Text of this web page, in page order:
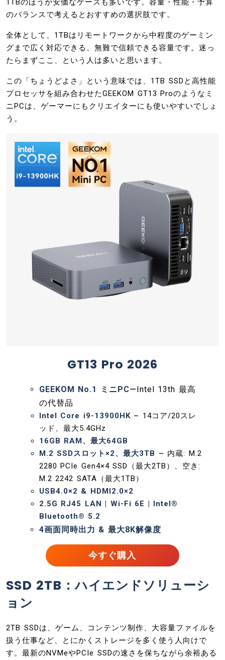
1TBのほうが安価なケースも多いです。容量・性能・予算
のバランスで考えるとおすすめの選択肢です。
全体として、1TBはリモートワークから中程度のゲーミン
グまで広く対応できる、無難で信頼できる容量です。迷っ
たらまずここ、という人は多いと思います。
この「ちょうどよさ」という意味では、1TB SSDと高性能
プロセッサを組み合わせたGEEKOM GT13 Proのようなミ
ニPCは、ゲーマーにもクリエイターにも使いやすいでしょ
う。
GT13 Pro 2026
GEEKOM No.1 ミニPC—Intel 13th 最高
の代替品​
Intel Core i9-13900HK – 14コア/20スレ
ッド、最大5.4GHz​
16GB RAM、最大64GB
M.2 SSDスロット×2、最大3TB – 内蔵: M.2
2280 PCIe Gen4×4 SSD（最大2TB）、空き:
M.2 2242 SATA（最大1TB）​​
USB4.0×2 & HDMI2.0×2
2.5G RJ45 LAN | Wi-Fi 6E | Intel®
Bluetooth® 5.2
4画面同時出力 & 最大8K解像度
今すぐ購入
SSD 2TB：ハイエンドソリューシ
ョン
2TB SSDは、ゲーム、コンテンツ制作、大容量ファイルを
扱う仕事など、とにかくストレージを多く使う人向けで
す。最新のNVMeやPCIe SSDの速さを保ちながら余裕ある